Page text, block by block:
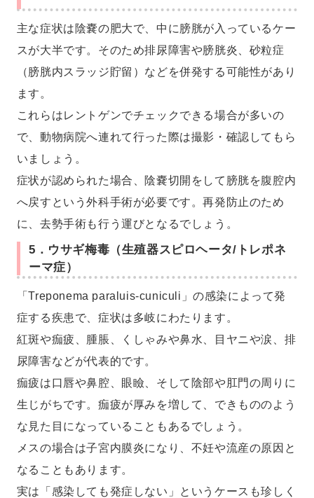
主な症状は陰嚢の肥大で、中に膀胱が入っているケー
スが大半です。そのため排尿障害や膀胱炎、砂粒症
（膀胱内スラッジ貯留）などを併発する可能性があり
ます。
これらはレントゲンでチェックできる場合が多いの
で、動物病院へ連れて行った際は撮影・確認してもら
いましょう。
症状が認められた場合、陰嚢切開をして膀胱を腹腔内
へ戻すという外科手術が必要です。再発防止のため
に、去勢手術も行う運びとなるでしょう。
5．ウサギ梅毒（生殖器スピロヘータ/トレポネ
ーマ症）
「Treponema paraluis-cuniculi」の感染によって発
症する疾患で、症状は多岐にわたります。
紅斑や痂疲、腫脹、くしゃみや鼻水、目ヤニや涙、排
尿障害などが代表的です。
痂疲は口唇や鼻腔、眼瞼、そして陰部や肛門の周りに
生じがちです。痂疲が厚みを増して、できもののよう
な見た目になっていることもあるでしょう。
メスの場合は子宮内膜炎になり、不妊や流産の原因と
なることもあります。
実は「感染しても発症しない」というケースも珍しく